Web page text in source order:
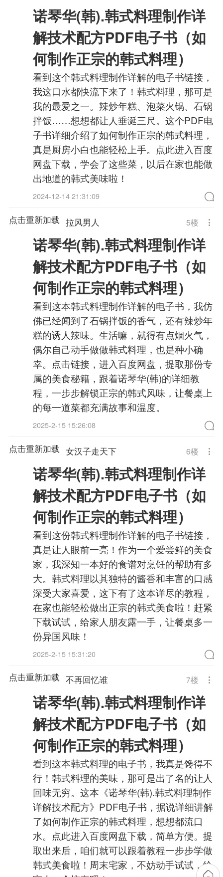
诺琴华(韩).韩式料理制作详
解技术配方PDF电子书（如
何制作正宗的韩式料理）
看到这个韩式料理制作详解的电子书链接，
我这口水都快流下来了！韩式料理，那可是
我的最爱之一。辣炒年糕、泡菜火锅、石锅
拌饭……想想都让人垂涎三尺。这个PDF电
子书详细介绍了如何制作正宗的韩式料理，
真是厨房小白也能轻松上手。点此进入百度
网盘下载，学会了这些菜，以后在家也能做
出地道的韩式美味啦！
2024-12-14 21:31:09
点击重新加载 5楼
拉风男人
诺琴华(韩).韩式料理制作详
解技术配方PDF电子书（如
何制作正宗的韩式料理）
看到这本韩式料理制作详解的电子书，我仿
佛已经闻到了石锅拌饭的香气，还有辣炒年
糕的诱人辣味。生活嘛，就得有点烟火气，
偶尔自己动手做做韩式料理，也是种小确
幸。点击链接，进入百度网盘，提取那份专
属的美食秘籍，跟着诺琴华(韩)的详细教
程，一步步解锁正宗的韩式风味，让餐桌上
的每一道菜都充满故事和温度。
2025-2-15 15:26:08
点击重新加载 6楼
女汉子走天下
诺琴华(韩).韩式料理制作详
解技术配方PDF电子书（如
何制作正宗的韩式料理）
看到这份韩式料理制作详解的电子书链接，
真是让人眼前一亮！作为一个爱尝鲜的美食
家，我深知一本好的食谱对烹饪的帮助有多
大。韩式料理以其独特的酱香和丰富的口感
深受大家喜爱，这下有了这本详尽的教程，
在家也能轻松做出正宗的韩式美食啦！赶紧
下载试试，给家人朋友露一手，让餐桌多一
份异国风味！
2025-2-15 15:31:20
点击重新加载 7楼
不再回忆谁
诺琴华(韩).韩式料理制作详
解技术配方PDF电子书（如
何制作正宗的韩式料理）
看到这本韩式料理的电子书，我真是馋得不
行！韩式料理的美味，那可是出了名的让人
回味无穷。这本《诺琴华(韩).韩式料理制作
详解技术配方》PDF电子书，据说详细讲解
了如何制作正宗的韩式料理，想想都流口
水。点此进入百度网盘下载，简单方便。提
取出来后，咱们就可以跟着教程一步步学做
韩式美食啦！周末宅家，不妨动手试试，给